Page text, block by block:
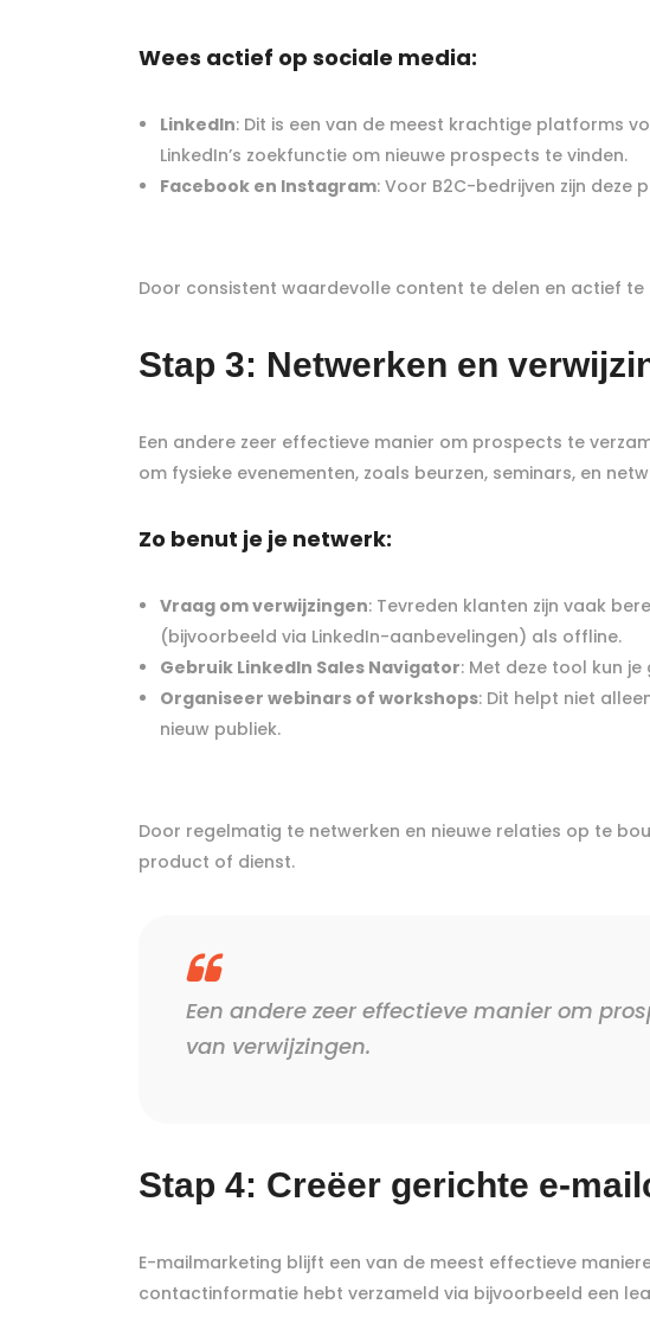
Wees actief op sociale media:
LinkedIn: Dit is een van de meest krachtige platforms
LinkedIn’s zoekfunctie om nieuwe prospects te vinden.
Facebook en Instagram: Voor B2C-bedrijven zijn
Door consistent waardevolle content te delen en actief
Stap 3: Netwerken en
Een andere zeer effectieve manier om prospects te
om fysieke evenementen, zoals beurzen, seminars, en
Zo benut je je netwerk:
Vraag om verwijzingen: Tevreden klanten zijn vaak
(bijvoorbeeld via LinkedIn-aanbevelingen) als offline.
Gebruik LinkedIn Sales Navigator: Met deze tool kun
Organiseer webinars of workshops: Dit helpt niet
nieuw publiek.
Door regelmatig te netwerken en nieuwe relaties op te
product of dienst.
Een andere zeer effectieve manier om
van verwijzingen.
Stap 4: Creëer gerichte e-
E-mailmarketing blijft een van de meest effectieve
contactinformatie hebt verzameld via bijvoorbeeld een